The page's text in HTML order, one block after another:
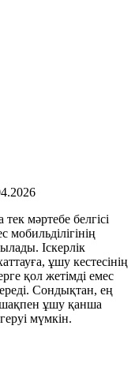
мәртебе белгісі
мобильділігінің
Іскерлік
ұшу кестесінің
қол жетімді емес
Сондықтан, ең
ұшу қанша
мүмкін.